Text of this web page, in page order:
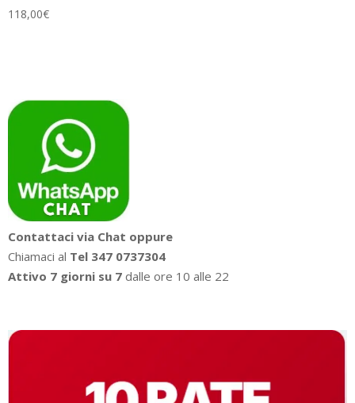
118,00€
Contattaci via Chat oppure
Chiamaci al Tel 347 0737304
Attivo 7 giorni su 7 dalle ore 10 alle 22